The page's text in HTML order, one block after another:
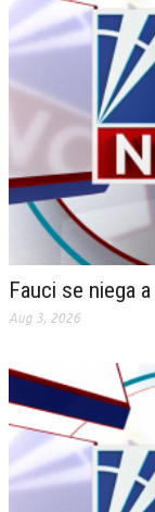
Fauci se niega
Aug 3, 2026